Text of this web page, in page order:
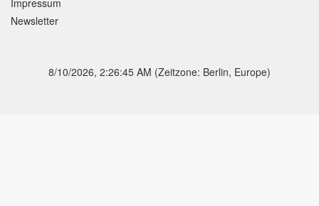
Newsletter
8/10/2026, 2:26:45 AM (Zeitzone: Berlin, Europe)